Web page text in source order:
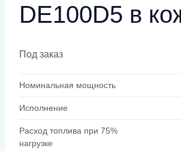
DE100D5 в
Под заказ
Номинальная мощность
Исполнение
Расход топлива при 75%
нагрузке